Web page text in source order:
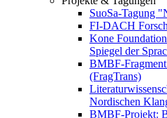
SuoSa-Tagung
FI-DACH
Kone
Spiegel der
BMBF-
(FragTrans)
Nordischen
BMBF-Projekt: